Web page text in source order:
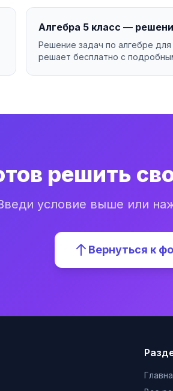
Алгебра 5 класс —
Решение задач по алгебре для
решает бесплатно с
решить
условие выше или
Вернуться к